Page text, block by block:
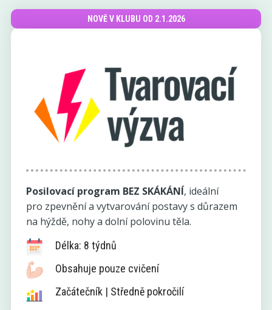
NOVĚ V KLUBU OD 2.1.2026
Posilovací program BEZ SKÁKÁNÍ, ideální
pro zpevnění a vytvarování postavy s důrazem
na hýždě, nohy a dolní polovinu těla.
Délka: 8 týdnů
Obsahuje pouze cvičení
Začátečník | Středně pokročilí